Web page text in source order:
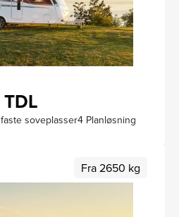
soveplasser4 Planløsning
Fra 2650 kg